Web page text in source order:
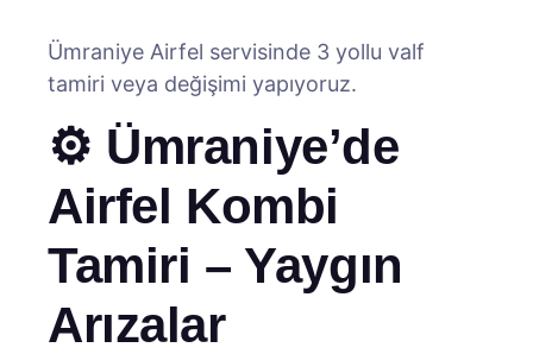
Ümraniye Airfel servisinde 3 yollu valf
tamiri veya değişimi yapıyoruz.
⚙️ Ümraniye’de
Airfel Kombi
Tamiri – Yaygın
Arızalar